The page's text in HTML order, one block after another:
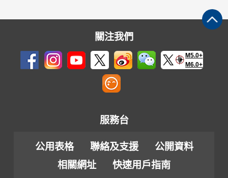
關注我們
M5.0+
M6.0+
服務台
公用表格 聯絡及支援
公開資料
相關網址
快速用戶指南